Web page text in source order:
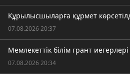
Құрылысшыларға құрмет
07.08.2026 20:37
Мемлекеттік білім грант
07.08.2026 20:34